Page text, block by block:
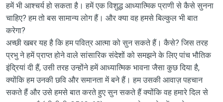
हमें भी आश्चर्य हो सकता है। हमें एक विशुद्ध आध्यात्मिक प्राणी से कैसे सुनना
चाहिए? हम तो बस सामान्य लोग हैं। और क्या वह हमसे बिल्कुल भी बात
करेगा?
अच्छी खबर यह है कि हम पवित्र आत्मा को सुन सकते हैं। कैसे? जिस तरह
प्रभु ने हमें प्राप्त होने वाले सांसारिक संदेशों को समझने के लिए पांच भौतिक
इंद्रियां दी हैं, उसी तरह उन्होंने हमें आध्यात्मिक भावना जैसा कुछ दिया है,
क्योंकि हम उनकी छवि और समानता में बने हैं। हम उसकी आवाज़ पहचान
सकते हैं और उसे हमसे बात करते हुए सुन सकते हैं क्योंकि वह हमारे दिल से